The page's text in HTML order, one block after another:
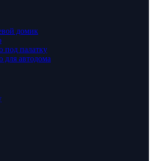
домик
под палатку
для автодома